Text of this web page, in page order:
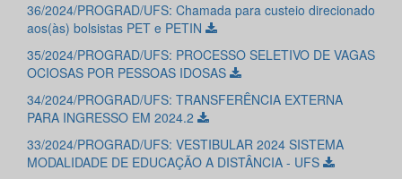
36/2024/PROGRAD/UFS: Chamada para custeio direcionado
aos(às) bolsistas PET e PETIN
35/2024/PROGRAD/UFS: PROCESSO SELETIVO DE VAGAS
OCIOSAS POR PESSOAS IDOSAS
34/2024/PROGRAD/UFS: TRANSFERÊNCIA EXTERNA
PARA INGRESSO EM 2024.2
33/2024/PROGRAD/UFS: VESTIBULAR 2024 SISTEMA
MODALIDADE DE EDUCAÇÃO A DISTÂNCIA - UFS